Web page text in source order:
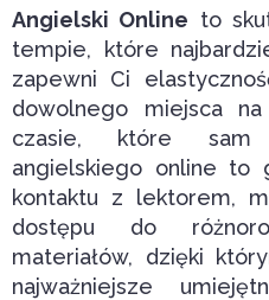
Angielski Online to
tempie, które
zapewni Ci
dowolnego miejsca
czasie, które sam
angielskiego online to
kontaktu z lektorem,
dostępu do
materiałów, dzięki
najważniejsze